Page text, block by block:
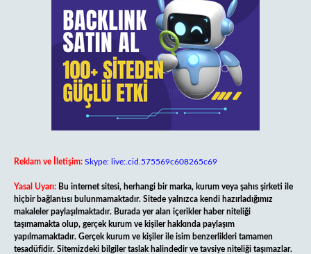
Reklam ve İletişim: Skype: live:.cid.575569c608265c69
Yasal Uyarı: Bu internet sitesi, herhangi bir marka, kurum veya şahıs şirketi ile
hiçbir bağlantısı bulunmamaktadır. Sitede yalnızca kendi hazırladığımız
makaleler paylaşılmaktadır. Burada yer alan içerikler haber niteliği
taşımamakta olup, gerçek kurum ve kişiler hakkında paylaşım
yapılmamaktadır. Gerçek kurum ve kişiler ile isim benzerlikleri tamamen
tesadüfidir. Sitemizdeki bilgiler taslak halindedir ve tavsiye niteliği taşımazlar.